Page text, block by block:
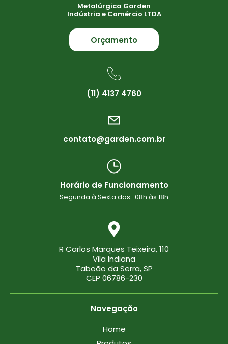
Metalúrgica Garden
Indústria e Comércio LTDA
Orçamento
(11) 4137 4760
contato@garden.com.br
Horário de Funcionamento
Segunda à Sexta das · 08h às 18h
R Carlos Marques Teixeira, 110
Vila Indiana
Taboão da Serra, SP
CEP 06786-230
Navegação
Home